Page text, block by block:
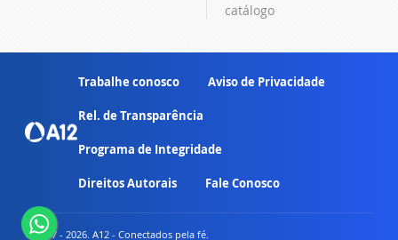
catálogo
Trabalhe conosco Aviso de Privacidade
Rel. de Transparência
Programa de Integridade
Direitos Autorais Fale Conosco
© 2007 - 2026. A12 - Conectados pela fé.